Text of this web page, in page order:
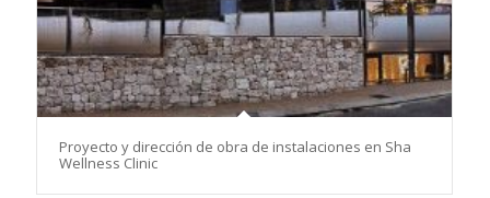
Proyecto y dirección de obra de instalaciones en Sha
Wellness Clinic